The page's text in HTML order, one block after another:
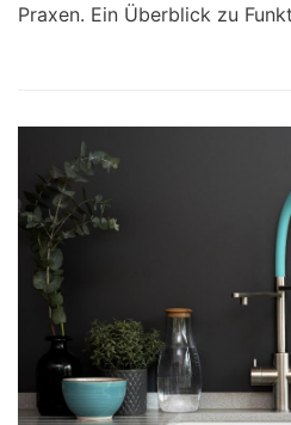
Praxen. Ein Überblick zu